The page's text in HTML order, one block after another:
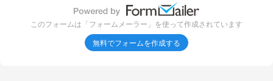
このフォームは「フォームメーラー」を使って作成されています
無料でフォームを作成する